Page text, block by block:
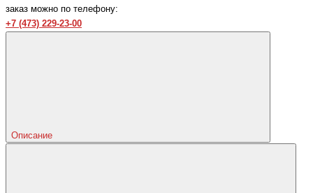
заказ можно по телефону:
+7 (473) 229-23-00
Описание